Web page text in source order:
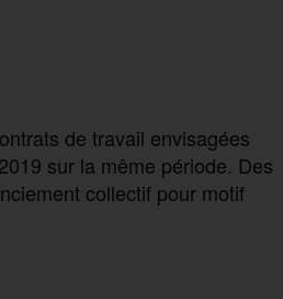
de travail envisagées
sur la même période. Des
collectif pour motif